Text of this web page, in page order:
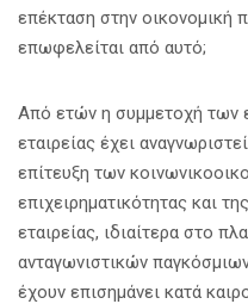
επέκταση στην οικονομική
επωφελείται από αυτό;
Από ετών η συμμετοχή των
εταιρείας έχει
επίτευξη των
επιχειρηματικότητας και
εταιρείας, ιδιαίτερα στο
ανταγωνιστικών
έχουν επισημάνει κατά